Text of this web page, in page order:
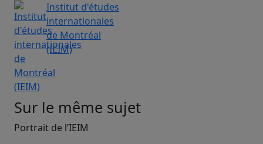
Institut d'études
internationales
de Montréal
(IEIM)
Sur le même sujet
Portrait de l’IEIM